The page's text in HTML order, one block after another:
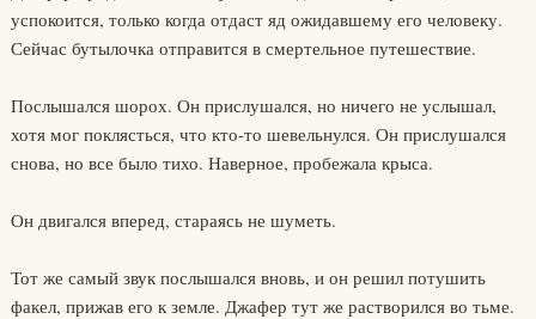
успокоится, только когда отдаст яд ожидавшему его человеку.
Сейчас бутылочка отправится в смертельное путешествие.
Послышался шорох. Он прислушался, но ничего не услышал,
хотя мог поклясться, что кто-то шевельнулся. Он прислушался
снова, но все было тихо. Наверное, пробежала крыса.
Он двигался вперед, стараясь не шуметь.
Тот же самый звук послышался вновь, и он решил потушить
факел, прижав его к земле. Джафер тут же растворился во тьме.